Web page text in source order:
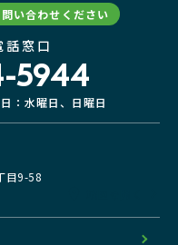
い合わせください
話窓口
5944
：水曜日、日曜日
目9-58